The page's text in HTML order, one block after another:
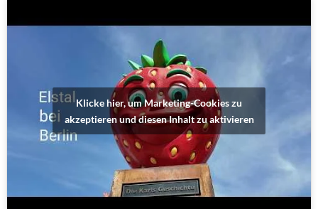
Klicke hier, um Marketing-Cookies zu
akzeptieren und diesen Inhalt zu aktivieren